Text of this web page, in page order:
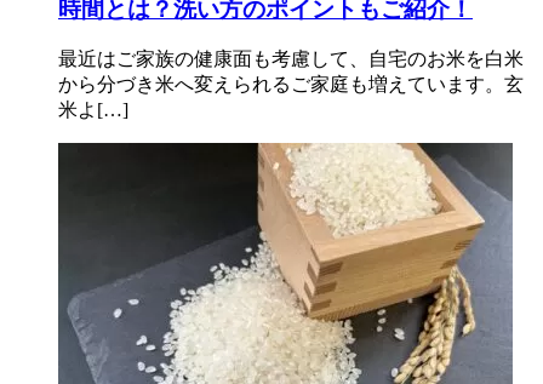
時間とは？洗い方のポイントもご紹介！
最近はご家族の健康面も考慮して、自宅のお米を白米
から分づき米へ変えられるご家庭も増えています。玄
米よ[…]